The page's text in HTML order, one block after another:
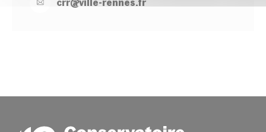
crr@ville-rennes.fr